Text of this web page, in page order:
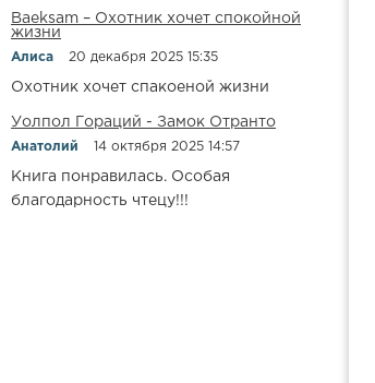
Baeksam – Охотник хочет спокойной
жизни
Алиса 20 декабря 2025 15:35
Охотник хочет спакоеной жизни
Уолпол Гораций - Замок Отранто
Анатолий 14 октября 2025 14:57
Книга понравилась. Особая
благодарность чтецу!!!